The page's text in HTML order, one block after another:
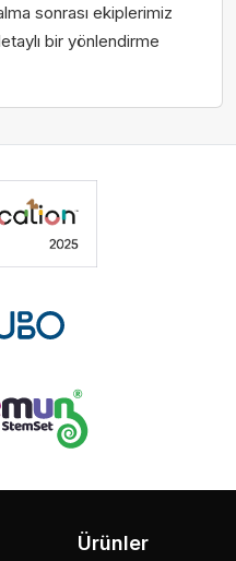
sonrası ekiplerimiz
bir yönlendirme
Ürünler